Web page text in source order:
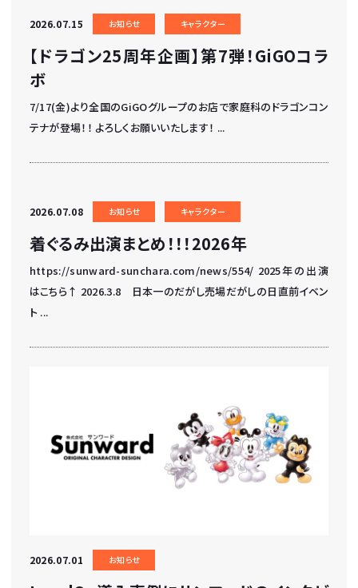
2026.07.15 お知らせ キャラクター
【ドラゴン25周年企画】第7弾！GiGOコラ
ボ
7/17(金)より全国のGiGOグループのお店で家庭科のドラゴンコン
テナが登場！！ よろしくお願いいたします！ ...
2026.07.08 お知らせ キャラクター
着ぐるみ出演まとめ！！！2026年
https://sunward-sunchara.com/news/554/ 2025年の出演
はこちら↑ 2026.3.8 日本一のだがし売場だがしの日直前イベン
ト ...
2026.07.01 お知らせ